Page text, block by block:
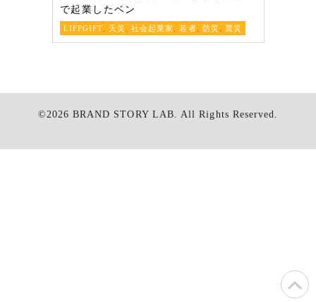
で起業したベン
LIFFGIFT 天災 社会起業家 ,若者 防災 震災
©2026 BRAND STORY LAB. All Rights Reserved.